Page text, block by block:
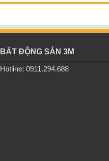
BẤT ĐỘNG SẢN 3M
Hotline: 0911.294.688